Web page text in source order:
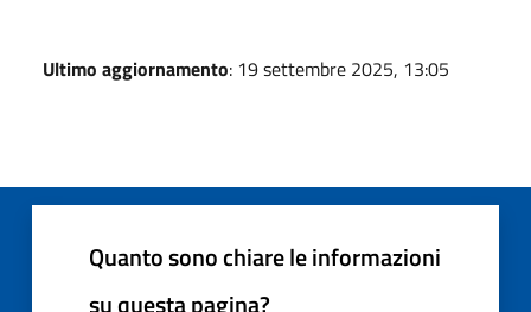
Ultimo aggiornamento: 19 settembre 2025, 13:05
Quanto sono chiare le informazioni